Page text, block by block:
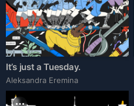
It’s just a Tuesday.
Aleksandra Eremina